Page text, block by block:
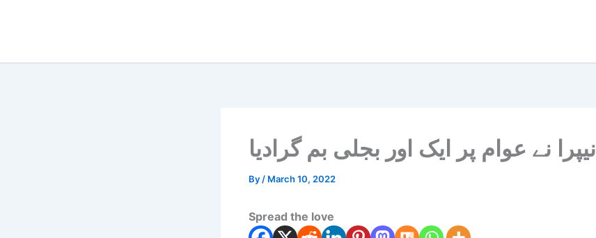
نیپرا نے عوام پر ایک اور بجلی بم گرادیا
By / March 10, 2022
Spread the love